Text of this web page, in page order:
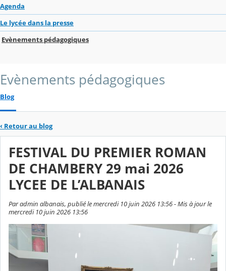
Agenda
Le lycée dans la presse
Evènements pédagogiques
Evènements pédagogiques
Blog
‹ Retour au blog
FESTIVAL DU PREMIER ROMAN
DE CHAMBERY 29 mai 2026
LYCEE DE L’ALBANAIS
Par admin albanais, publié le mercredi 10 juin 2026 13:56 - Mis à jour le
mercredi 10 juin 2026 13:56